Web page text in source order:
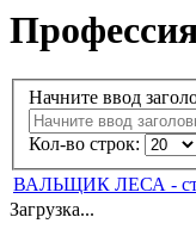
Начните ввод
Кол-во строк:
ВАЛЬЩИК ЛЕСА -
Загрузка...